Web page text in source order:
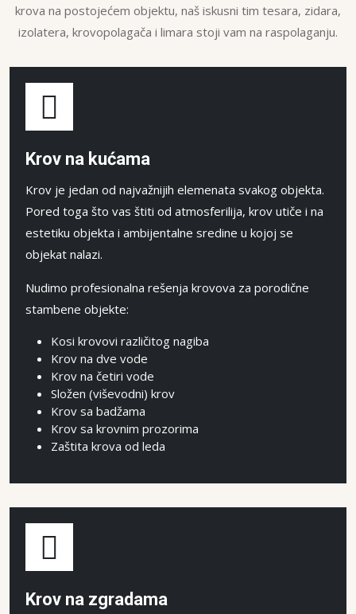
krova na postojećem objektu, naš iskusni tim tesara, zidara,
izolatera, krovopolagača i limara stoji vam na raspolaganju.
Krov na kućama
Krov je jedan od najvažnijih elemenata svakog objekta.
Pored toga što vas štiti od atmosferilija, krov utiče i na
estetiku objekta i ambijentalne sredine u kojoj se
objekat nalazi.
Nudimo profesionalna rešenja krovova za porodične
stambene objekte:
Kosi krovovi različitog nagiba
Krov na dve vode
Krov na četiri vode
Složen (viševodni) krov
Krov sa badžama
Krov sa krovnim prozorima
Zaštita krova od leda
Krov na zgradama